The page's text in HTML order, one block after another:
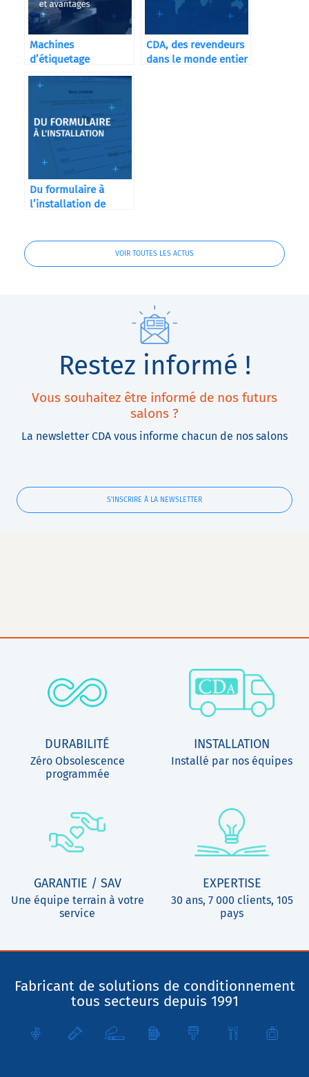
Machines
d’étiquetage
automatiques CDA
CDA, des revendeurs
dans le monde entier
Du formulaire à
l’installation de
VOIR TOUTES LES ACTUS
Restez informé !
Vous souhaitez être informé de nos futurs
salons ?
La newsletter CDA vous informe chacun de nos salons
S'INSCRIRE À LA NEWSLETTER
DURABILITÉ
Zéro Obsolescence
programmée
INSTALLATION
Installé par nos équipes
GARANTIE / SAV
Une équipe terrain à votre
service
EXPERTISE
30 ans, 7 000 clients, 105
pays
Fabricant de solutions de conditionnement
tous secteurs depuis 1991